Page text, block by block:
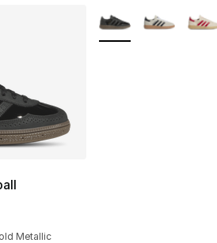
- [5 sur 5 étoiles], 9
Metallic
Plus de couleurs